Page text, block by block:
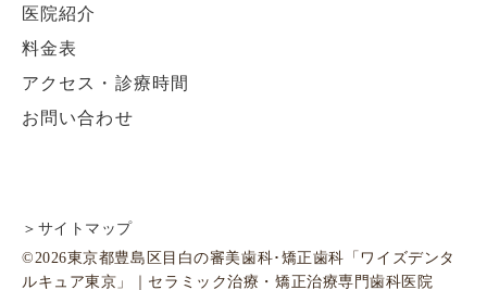
医院紹介
料金表
アクセス・診療時間
お問い合わせ
＞サイトマップ
©2026東京都豊島区目白の審美歯科･矯正歯科「ワイズデンタ
ルキュア東京」｜セラミック治療・矯正治療専門歯科医院